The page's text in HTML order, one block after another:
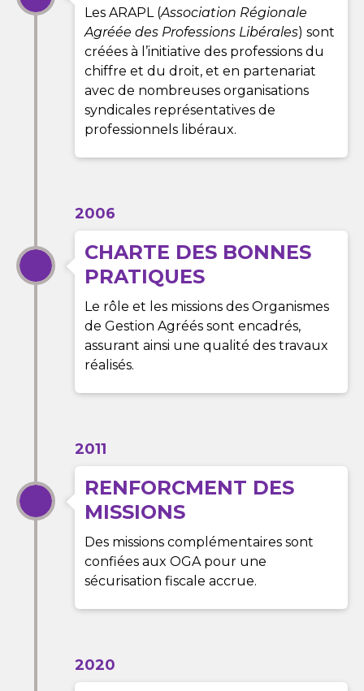
Les ARAPL (Association Régionale
Agréée des Professions Libérales) sont
créées à l’initiative des professions du
chiffre et du droit, et en partenariat
avec de nombreuses organisations
syndicales représentatives de
professionnels libéraux.
2006
CHARTE DES BONNES
PRATIQUES
Le rôle et les missions des Organismes
de Gestion Agréés sont encadrés,
assurant ainsi une qualité des travaux
réalisés.
2011
RENFORCMENT DES
MISSIONS
Des missions complémentaires sont
confiées aux OGA pour une
sécurisation fiscale accrue.
2020